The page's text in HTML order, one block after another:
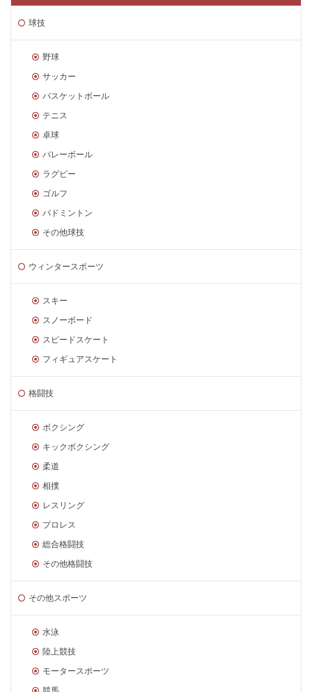
球技
野球
サッカー
バスケットボール
テニス
卓球
バレーボール
ラグビー
ゴルフ
バドミントン
その他球技
ウィンタースポーツ
スキー
スノーボード
スピードスケート
フィギュアスケート
格闘技
ボクシング
キックボクシング
柔道
相撲
レスリング
プロレス
総合格闘技
その他格闘技
その他スポーツ
水泳
陸上競技
モータースポーツ